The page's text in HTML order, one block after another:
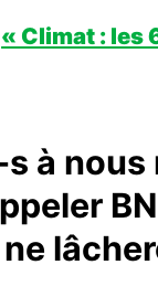
« Climat : les
à